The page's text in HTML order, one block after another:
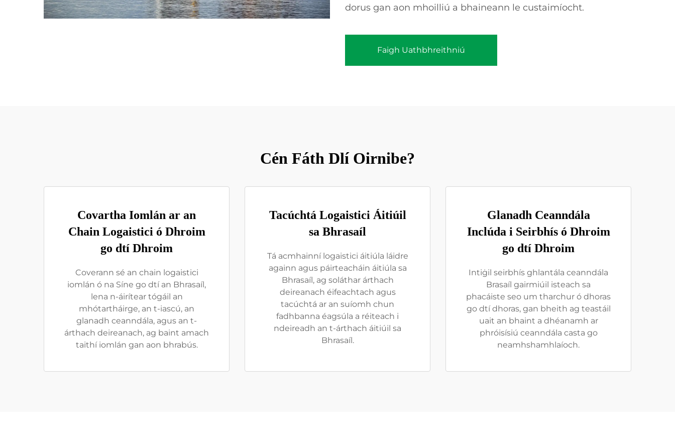
dorus gan aon mhoilliú a bhaineann le custaimíocht.
Faigh Uathbhreithniú
Cén Fáth Dlí Oirnibe?
Covartha Iomlán ar an
Chain Logaistici ó Dhroim
go dtí Dhroim
Coverann sé an chain logaistici
iomlán ó na Síne go dtí an Bhrasaíl,
lena n-áirítear tógáil an
mhótartháirge, an t-iascú, an
glanadh ceanndála, agus an t-
árthach deireanach, ag baint amach
taithí iomlán gan aon bhrabús.
Tacúchtá Logaistici Áitiúil
sa Bhrasaíl
Tá acmhainní logaistici áitiúla láidre
againn agus páirteacháin áitiúla sa
Bhrasaíl, ag soláthar árthach
deireanach éifeachtach agus
tacúchtá ar an suíomh chun
fadhbanna éagsúla a réiteach i
ndeireadh an t-árthach áitiúil sa
Bhrasaíl.
Glanadh Ceanndála
Inclúda i Seirbhís ó Dhroim
go dtí Dhroim
Intiġil seirbhís ghlantála ceanndála
Brasaíl gairmiúil isteach sa
phacáiste seo um tharchur ó dhoras
go dtí dhoras, gan bheith ag teastáil
uait an bhaint a dhéanamh ar
phróisísiú ceanndála casta go
neamhshamhlaíoch.